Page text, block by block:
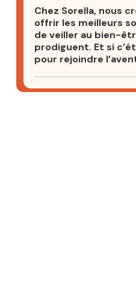
Chez Sorella, nous
offrir les meilleurs
de veiller au bien-
prodiguent. Et si
pour rejoindre